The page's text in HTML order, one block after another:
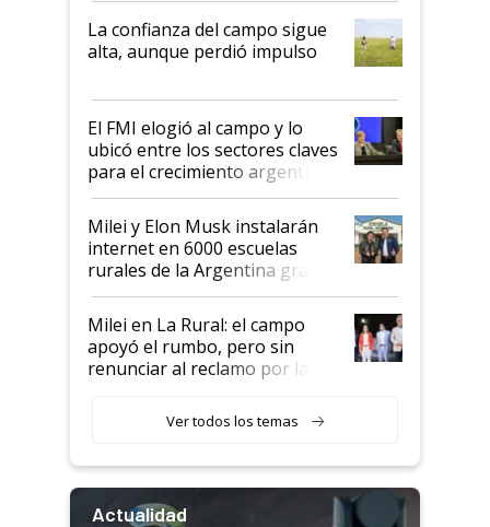
plata a un hijo para droga":
Juan Félix Rossetti, el libertario
que de una dura crisis salió
de Milei
La confianza del campo sigue
alta, aunque perdió impulso
El FMI elogió al campo y lo
ubicó entre los sectores claves
para el crecimiento argentino
Milei y Elon Musk instalarán
internet en 6000 escuelas
rurales de la Argentina gracias
a un acuerdo con Starlink
Milei en La Rural: el campo
apoyó el rumbo, pero sin
renunciar al reclamo por las
Ver todos los temas
Actualidad